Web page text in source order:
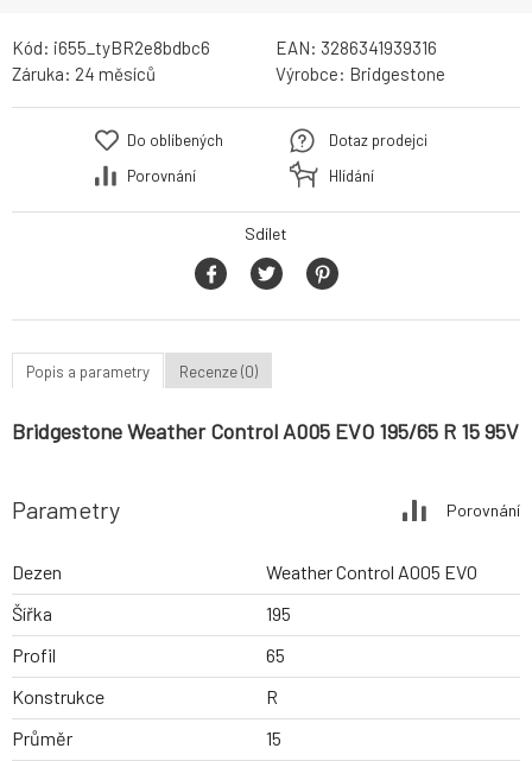
Kód: i655_tyBR2e8bdbc6 EAN: 3286341939316
Záruka: 24 měsíců Výrobce: Bridgestone
Do oblíbených
Porovnání
Dotaz prodejci
Hlídání
Sdílet
Popis a parametry Recenze (0)
Bridgestone Weather Control A005 EVO 195/65 R 15 95V
Parametry Porovnání
Dezen
Weather Control A005 EVO
Šířka
195
Profil
65
Konstrukce
R
Průměr
15